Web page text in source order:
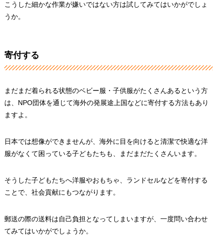
こうした細かな作業が嫌いではない方は試してみてはいかがでしょ
うか。
寄付する
まだまだ着られる状態のベビー服・子供服がたくさんあるという方
は、NPO団体を通じて海外の発展途上国などに寄付する方法もあり
ますよ。
日本では想像ができませんが、海外に目を向けると清潔で快適な洋
服がなくて困っている子どもたちも、まだまだたくさんいます。
そうした子どもたちへ洋服やおもちゃ、ランドセルなどを寄付する
ことで、社会貢献にもつながります。
郵送の際の送料は自己負担となってしまいますが、一度問い合わせ
てみてはいかがでしょうか。